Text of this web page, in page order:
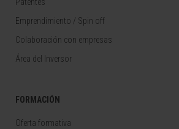
Emprendimiento / Spin off
Colaboración con empresas
Área del Inversor
FORMACIÓN
Oferta formativa